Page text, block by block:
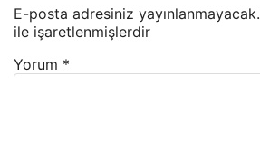
E-posta adresiniz yayınlanmayacak.
ile işaretlenmişlerdir
Yorum *